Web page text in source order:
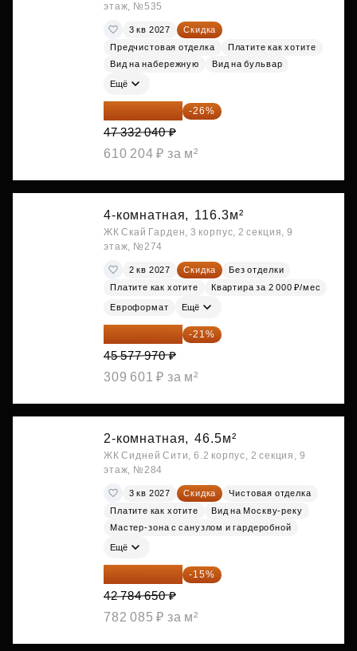
этаж, №535
3 кв 2027
Скидка
Предчистовая отделка
Платите как хотите
Вид на набережную
Вид на бульвар
Ещё
35 025 710 ₽ -26%
47 332 040 ₽
610 204 ₽ за м²
4-комнатная, 116.3м²
ЖК Скай Гарден, 3 корпус, 2 секция, 9
этаж, №274
2 кв 2027 Скидка
Без отделки
Платите как хотите
Квартира за 2 000 ₽/мес
Евроформат Ещё
36 006 596 ₽ -21%
45 577 970 ₽
309 601 ₽ за м²
2-комнатная, 46.5м²
ЖК Сидней Сити, 6.2 корпус, 2 секция, 9
этаж, №284
3 кв 2027 Скидка
Чистовая отделка
Платите как хотите
Вид на Москву-реку
Мастер-зона с санузлом и гардеробной
Ещё
36 366 953 ₽ -15%
42 784 650 ₽
782 085 ₽ за м²